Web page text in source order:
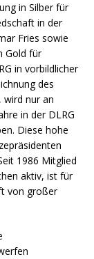
in Silber für
in der
Fries sowie
Gold für
in vorbildlicher
des
wird nur an
in der DLRG
Diese hohe
1986 Mitglied
aktiv, ist für
von großer